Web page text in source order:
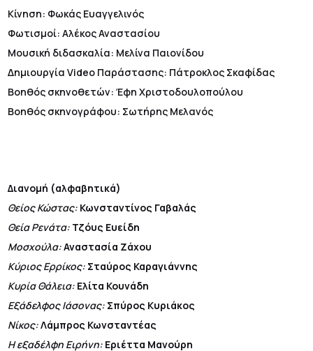
Κίνηση: Φωκάς Ευαγγελινός
Φωτισμοί: Αλέκος Αναστασίου
Μουσική διδασκαλία: Μελίνα Παιονίδου
Δημιουργία Video Παράστασης: Πάτροκλος Σκαφίδας
Βοηθός σκηνοθετών: Έφη Χριστοδουλοπούλου
Βοηθός σκηνογράφου: Σωτήρης Μελανός
Διανομή (αλφαβητικά)
Θείος Κώστας: Κωνσταντίνος Γαβαλάς
Θεία Ρενάτα: Τζόυς Ευείδη
Μοσχούλα:Αναστασία Ζάχου
Κύριος Ερρίκος: Σταύρος Καραγιάννης
Κυρία Θάλεια: Ελίτα Κουνάδη
Εξάδελφος Iάσονας: Σπύρος Κυριάκος
Νίκος:Λάμπρος Κωνσταντέας
Η εξαδέλφη Ειρήνη: Εριέττα Μανούρη